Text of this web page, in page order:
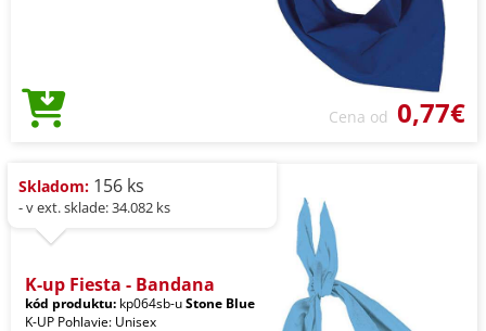
Cena od 0,77€
Skladom: 156 ks
- v ext. sklade: 34.082 ks
K-up Fiesta - Bandana
kód produktu: kp064sb-uStone Blue
K-UP Pohlavie: Unisex